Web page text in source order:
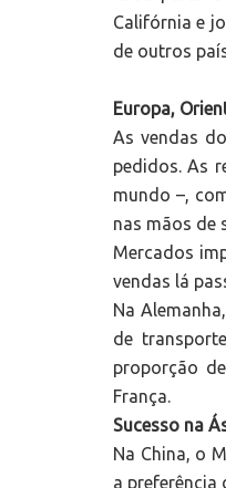
Califórnia e
de outros
Europa,
As vendas
pedidos. As
mundo –,
nas mãos de
Mercados
vendas lá
Na
de
proporção
França.
Sucesso na
Na China, o
a preferência